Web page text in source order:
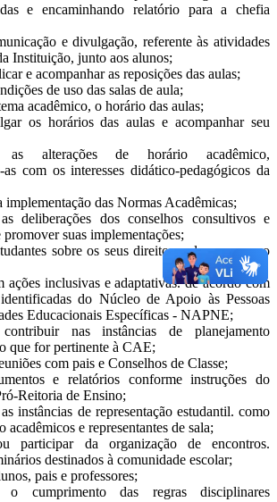
e encaminhando relatório para a chefia
e divulgação, referente às atividades
Instituição, junto aos alunos;
e acompanhar as reposições das aulas;
de uso das salas de aula;
acadêmico, o horário das aulas;
os horários das aulas e acompanhar seu
as alterações de horário acadêmico,
as com os interesses didático-pedagógicos da
implementação das Normas Acadêmicas;
deliberações dos conselhos consultivos e
suas implementações;
sobre os seus direitos e deveres como
ações inclusivas e adaptativas. de acordo com
do Núcleo de Apoio às Pessoas
Educacionais Específicas - NAPNE;
nas instâncias de planejamento
que for pertinente à CAE;
com pais e Conselhos de Classe;
e relatórios conforme instruções do
Reitoria de Ensino;
instâncias de representação estudantil. como
acadêmicos e representantes de sala;
participar da organização de encontros.
destinados à comunidade escolar;
pais e professores;
o cumprimento das regras disciplinares